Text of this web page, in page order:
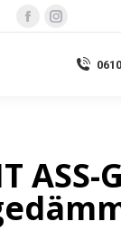
Facebook
opens
ASS-